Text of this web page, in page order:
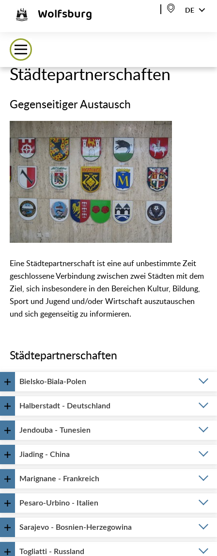
Wolfsburg DE
Städtepartnerschaften
Gegenseitiger Austausch
Eine Städtepartnerschaft ist eine auf unbestimmte Zeit
geschlossene Verbindung zwischen zwei Städten mit dem
Ziel, sich insbesondere in den Bereichen Kultur, Bildung,
Sport und Jugend und/oder Wirtschaft auszutauschen
und sich gegenseitig zu informieren.
Städtepartnerschaften
Bielsko-Biala-Polen
Halberstadt - Deutschland
Jendouba - Tunesien
Jiading - China
Marignane - Frankreich
Pesaro-Urbino - Italien
Sarajevo - Bosnien-Herzegowina
Togliatti - Russland